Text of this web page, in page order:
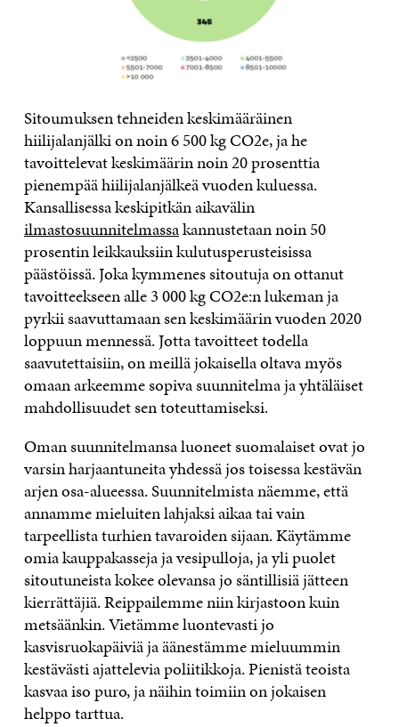
Sitoumuksen tehneiden keskimääräinen
hiilijalanjälki on noin 6 500 kg CO2e, ja he
tavoittelevat keskimäärin noin 20 prosenttia
pienempää hiilijalanjälkeä vuoden kuluessa.
Kansallisessa keskipitkän aikavälin
ilmastosuunnitelmassakannustetaan noin 50
prosentin leikkauksiin kulutusperusteisissa
päästöissä. Joka kymmenes sitoutuja on ottanut
tavoitteekseen alle 3 000 kg CO2e:n lukeman ja
pyrkii saavuttamaan sen keskimäärin vuoden 2020
loppuun mennessä. Jotta tavoitteet todella
saavutettaisiin, on meillä jokaisella oltava myös
omaan arkeemme sopiva suunnitelma ja yhtäläiset
mahdollisuudet sen toteuttamiseksi.
Oman suunnitelmansa luoneet suomalaiset ovat jo
varsin harjaantuneita yhdessä jos toisessa kestävän
arjen osa-alueessa. Suunnitelmista näemme, että
annamme mieluiten lahjaksi aikaa tai vain
tarpeellista turhien tavaroiden sijaan. Käytämme
omia kauppakasseja ja vesipulloja, ja yli puolet
sitoutuneista kokee olevansa jo säntillisiä jätteen
kierrättäjiä. Reippailemme niin kirjastoon kuin
metsäänkin. Vietämme luontevasti jo
kasvisruokapäiviä ja äänestämme mieluummin
kestävästi ajattelevia poliitikkoja. Pienistä teoista
kasvaa iso puro, ja näihin toimiin on jokaisen
helppo tarttua.